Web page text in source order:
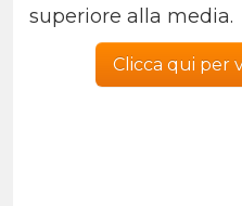
superiore alla media.
Clicca qui per